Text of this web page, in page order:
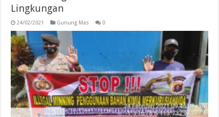
Lingkungan
24/02/2021 Gunung Mas 0